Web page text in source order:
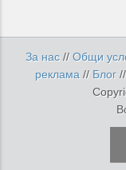
За нас //Общи
реклама // Блог //